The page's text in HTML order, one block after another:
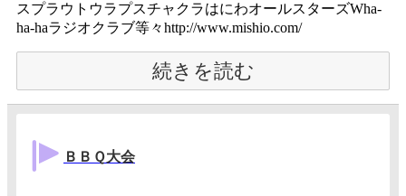
スプラウトウラプスチャクラはにわオールスターズWha-
ha-haラジオクラブ等々http://www.mishio.com/
続きを読む
ＢＢＱ大会